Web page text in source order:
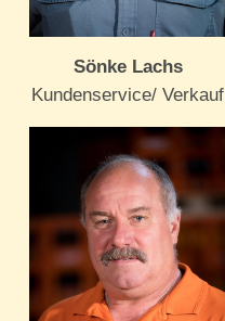
Sönke Lachs
Kundenservice/ Verkauf